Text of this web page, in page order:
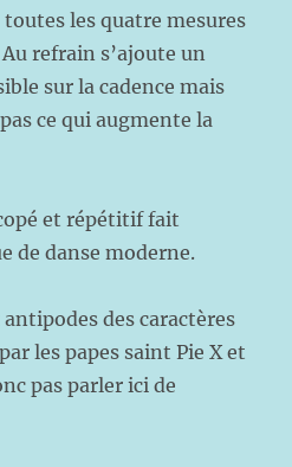
les quatre mesures
refrain s’ajoute un
sur la cadence mais
ce qui augmente la
et répétitif fait
de danse moderne.
des caractères
les papes saint Pie X et
pas parler ici de